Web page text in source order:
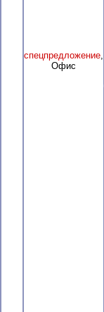
спецпредложение,
Офис